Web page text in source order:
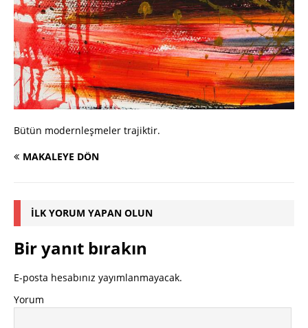
Bütün modernleşmeler trajiktir.
MAKALEYE DÖN
İLK YORUM YAPAN OLUN
Bir yanıt bırakın
E-posta hesabınız yayımlanmayacak.
Yorum